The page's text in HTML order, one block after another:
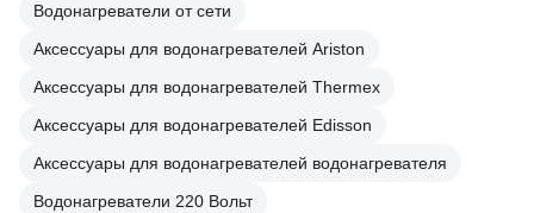
Водонагреватели от сети
Аксессуары для водонагревателей Ariston
Аксессуары для водонагревателей Thermex
Аксессуары для водонагревателей Edisson
Аксессуары для водонагревателей водонагревателя
Водонагреватели 220 Вольт